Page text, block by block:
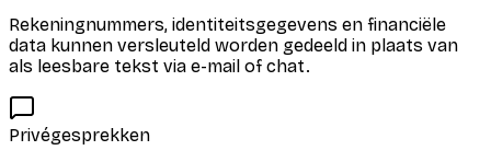
Rekeningnummers, identiteitsgegevens en financiële
data kunnen versleuteld worden gedeeld in plaats van
als leesbare tekst via e-mail of chat.
Privégesprekken